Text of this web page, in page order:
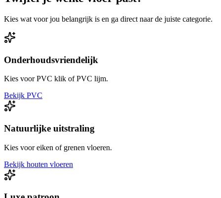
Kies wat voor jou belangrijk is en ga direct naar de juiste categorie.
Onderhoudsvriendelijk
Kies voor PVC klik of PVC lijm.
Bekijk PVC
Natuurlijke uitstraling
Kies voor eiken of grenen vloeren.
Bekijk houten vloeren